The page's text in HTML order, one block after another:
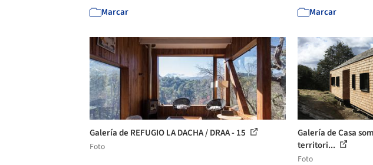
Marcar Marcar
Galería de REFUGIO LA DACHA / DRAA - 15
Foto
Galería de Casa
territori...
Foto